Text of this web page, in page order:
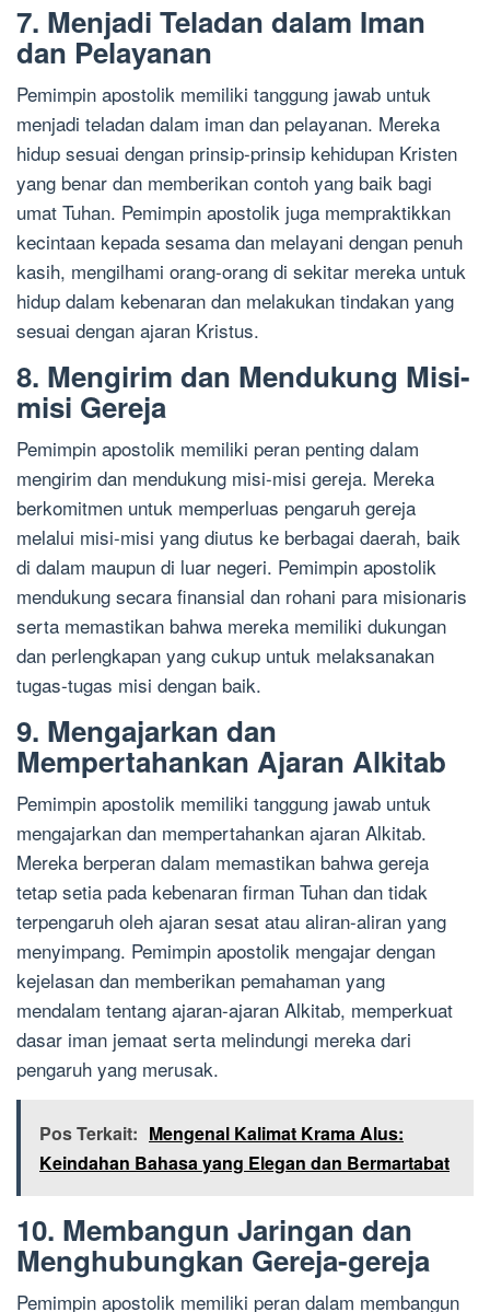
7. Menjadi Teladan dalam Iman
dan Pelayanan
Pemimpin apostolik memiliki tanggung jawab untuk
menjadi teladan dalam iman dan pelayanan. Mereka
hidup sesuai dengan prinsip-prinsip kehidupan Kristen
yang benar dan memberikan contoh yang baik bagi
umat Tuhan. Pemimpin apostolik juga mempraktikkan
kecintaan kepada sesama dan melayani dengan penuh
kasih, mengilhami orang-orang di sekitar mereka untuk
hidup dalam kebenaran dan melakukan tindakan yang
sesuai dengan ajaran Kristus.
8. Mengirim dan Mendukung Misi-
misi Gereja
Pemimpin apostolik memiliki peran penting dalam
mengirim dan mendukung misi-misi gereja. Mereka
berkomitmen untuk memperluas pengaruh gereja
melalui misi-misi yang diutus ke berbagai daerah, baik
di dalam maupun di luar negeri. Pemimpin apostolik
mendukung secara finansial dan rohani para misionaris
serta memastikan bahwa mereka memiliki dukungan
dan perlengkapan yang cukup untuk melaksanakan
tugas-tugas misi dengan baik.
9. Mengajarkan dan
Mempertahankan Ajaran Alkitab
Pemimpin apostolik memiliki tanggung jawab untuk
mengajarkan dan mempertahankan ajaran Alkitab.
Mereka berperan dalam memastikan bahwa gereja
tetap setia pada kebenaran firman Tuhan dan tidak
terpengaruh oleh ajaran sesat atau aliran-aliran yang
menyimpang. Pemimpin apostolik mengajar dengan
kejelasan dan memberikan pemahaman yang
mendalam tentang ajaran-ajaran Alkitab, memperkuat
dasar iman jemaat serta melindungi mereka dari
pengaruh yang merusak.
Pos Terkait: Mengenal Kalimat Krama Alus:
Keindahan Bahasa yang Elegan dan Bermartabat
10. Membangun Jaringan dan
Menghubungkan Gereja-gereja
Pemimpin apostolik memiliki peran dalam membangun